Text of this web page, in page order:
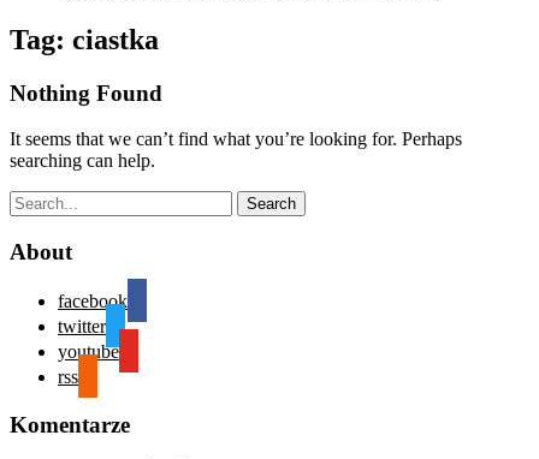
Tag: ciastka
Nothing Found
It seems that we can’t find what you’re looking for. Perhaps
searching can help.
About
facebook
twitter
youtube
rss
Komentarze